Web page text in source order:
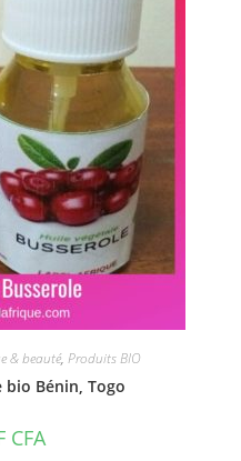
& beauté, Produits BIO
Bénin, Togo
CFA